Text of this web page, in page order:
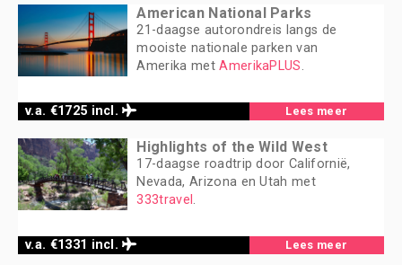
v.a. €1725 incl.
American National Parks
21-daagse autorondreis langs de
mooiste nationale parken van
Amerika metAmerikaPLUS.
Lees meer
v.a. €1331 incl.
Highlights of the Wild West
17-daagse roadtrip door Californië,
Nevada, Arizona en Utah met
333travel.
Lees meer